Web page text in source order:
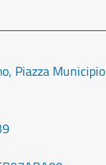
Piazza Municipio